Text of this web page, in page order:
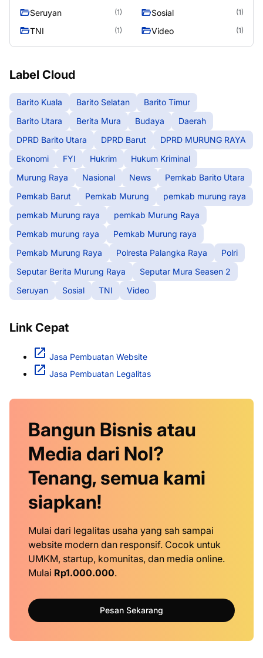
Seruyan (1) Sosial (1)
TNI (1) Video (1)
Label Cloud
Barito Kuala Barito Selatan
Barito Timur
Barito Utara
Berita Mura Budaya
Daerah
DPRD Barito Utara
DPRD Barut
DPRD MURUNG RAYA
Ekonomi
FYI Hukrim
Hukum Kriminal
Murung Raya
Nasional News
Pemkab Barito Utara
Pemkab Barut
Pemkab Murung
pemkab murung raya
pemkab Murung raya
pemkab Murung Raya
Pemkab murung raya
Pemkab Murung raya
Pemkab Murung Raya
Polresta Palangka Raya
Polri
Seputar Berita Murung Raya
Seputar Mura Seasen 2
Seruyan
Sosial TNI Video
Link Cepat
Jasa Pembuatan Website
Jasa Pembuatan Legalitas
Bangun Bisnis atau
Media dari Nol?
Tenang, semua kami
siapkan!
Mulai dari legalitas usaha yang sah sampai
website modern dan responsif. Cocok untuk
UMKM, startup, komunitas, dan media online.
Mulai Rp1.000.000.
Pesan Sekarang